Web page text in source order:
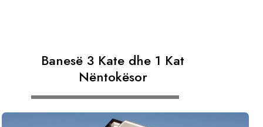
Banesë 3 Kate dhe 1 Kat
Nëntokësor